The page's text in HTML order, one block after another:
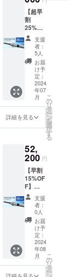
ます。
の発送
費用は
ご負担
をお願
いいた
しま
す。 ※
ご注文
状況、
使用部
材の供
給状
況、製
造工程
上の都
合等に
荷時期
が遅れ
る場合
があり
ます。
りま
す。 修
理の際
の商品
の発送
費用は
ご負担
をお願
いいた
しま
す。 ※
ご注文
状況、
材の供
給状
造工程
上の都
合等に
より出
荷時期
が遅れ
る場合
があり
ます。
方には
おなじ
みの
「カ
テール
ピッコ
ロ」と
同じサ
イズと
なりま
す。 ※
こちら
の商品
一破損
した時
に対応
してお
りま
す。 修
理の際
の商品
の発送
費用は
ご負担
をお願
いいた
しま
す。 ※
ご注文
状況、
本／畳
んだ長
さ 約62
ｃｍ ハ
ンドル
ABS樹
脂
バイヤ
ス部：
ポリエ
ステル
100％
白×ピン
ク ※ホ
ご愛用
者の方
にはお
なじみ
の「カ
テール
ピッコ
ロ」と
同じサ
イズと
なりま
す。 ※
こちら
の商品
は万が
日本 形
態：手
開き長
傘 重
さ：約
383ｇ
中棒：
φ10ｍ
ｍアル
ミパイ
プ製／
実行直
径：約
84ｃｍ
親受
47cm(F
RP製)8
本／畳
んだ長
さ 約62
ｃｍ ハ
ンドル
ABS樹
脂
バイヤ
ス部：
ポリエ
ステル
100％
でのご
購入。
「SPAC
ECOOL
日傘
（コン
パクト
タイ
プ）」
をペア
でご購
入いた
だけま
す。 お
好きな
い。
［一般
販売予
定価格
55,000
円の
18%OF
F］ 生
産国：
日本 形
態：手
開き長
傘 重
さ：約
370ｇ／
シル
【超早
割
25%OF
F】
46,000
円（税
込、送
料込）
「SPAC
ECOOL
日傘
（ビッ
グタイ
プ）」
熱を宇
宙に逃
傘
「SPAC
ECOOL
日傘
（ビッ
グタイ
プ）」
を1本お
送りし
ます。
［一般
販売予
定価格
61,400
円の
25%OF
F］ 生
支援
者：
5人
お届
け予
定：
2024
年07
月
詳細を見る
こ
の
リ
タ
ー
ン
を
選
択
す
る
52,
200 円
【早割
15%OF
F】
52,200
円（税
込、送
料込）
「SPAC
ECOOL
日傘
（ビッ
グタイ
プ）」
熱を宇
支援
者：
0人
お届
け予
定：
2024
年08
月
こ
の
リ
タ
ー